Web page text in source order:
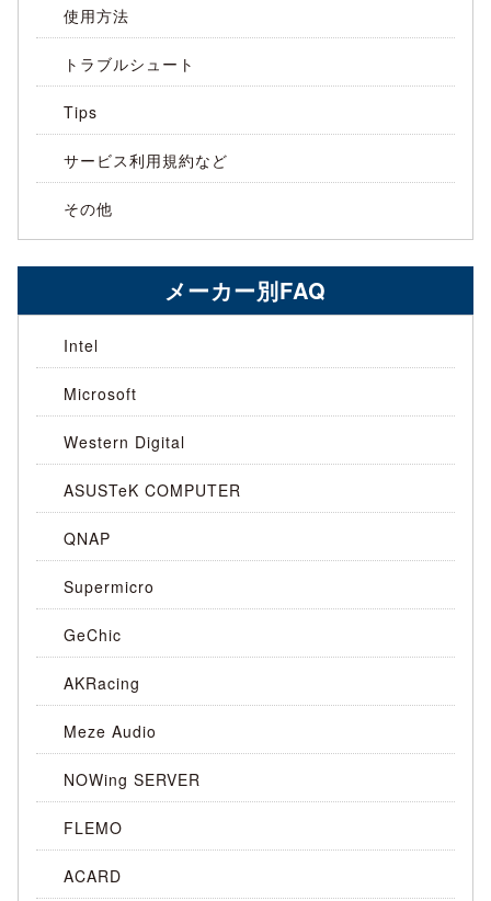
使用方法
トラブルシュート
Tips
サービス利用規約など
その他
メーカー別FAQ
Intel
Microsoft
Western Digital
ASUSTeK COMPUTER
QNAP
Supermicro
GeChic
AKRacing
Meze Audio
NOWing SERVER
FLEMO
ACARD